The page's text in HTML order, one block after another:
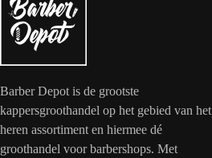
Barber Depot is de grootste
kappersgroothandel op het gebied van het
heren assortiment en hiermee dé
groothandel voor barbershops. Met